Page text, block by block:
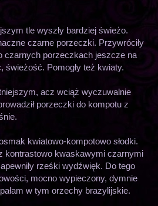
tle wyszły bardziej świeżo.
czarne porzeczki. Przywróciły
czarnych porzeczkach jeszcze na
świeżość. Pomogły też kwiaty.
acz wciąż wyczuwalnie
porzeczki do kompotu z
kwiatowo-kompotowo słodki.
kontrastowo kwaskawymi czarnymi
rześki wydźwięk. Do tego
mocno wypieczony, dymnie
w tym orzechy brazylijskie.